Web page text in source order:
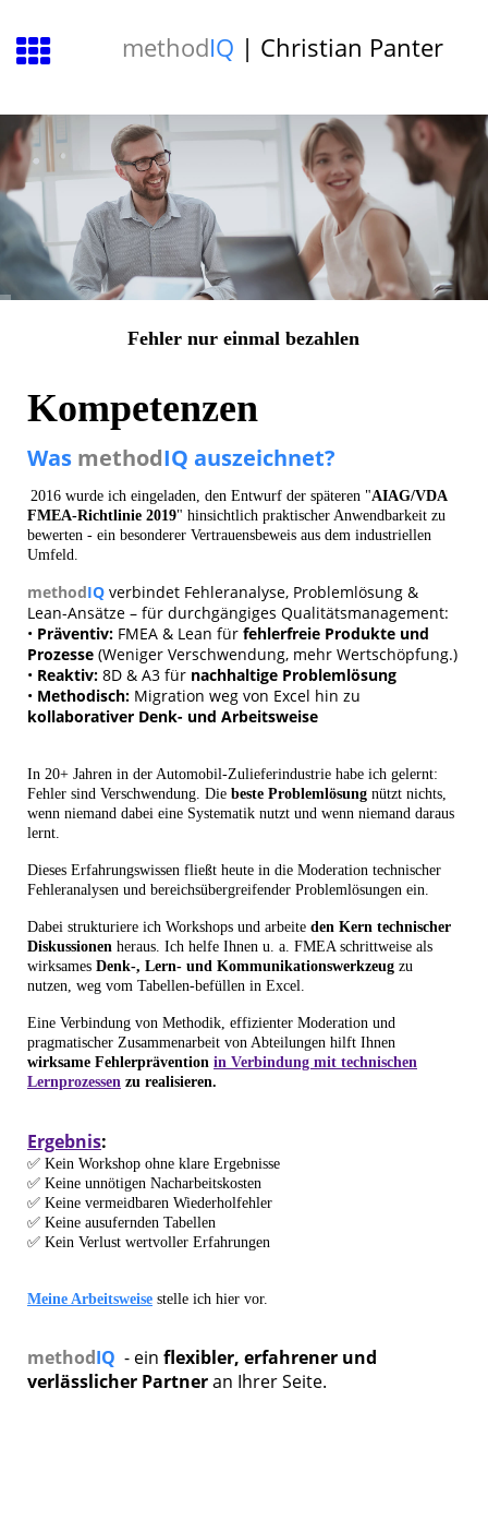
methodIQ | Christian Panter
Fehler nur einmal bezahlen
Kompetenzen
Was methodIQ auszeichnet?
2016 wurde ich eingeladen, den Entwurf der späteren "AIAG/VDA
FMEA-Richtlinie 2019" hinsichtlich praktischer Anwendbarkeit zu
bewerten - ein besonderer Vertrauensbeweis aus dem industriellen
Umfeld.
methodIQ verbindet Fehleranalyse, Problemlösung &
Lean-Ansätze – für durchgängiges Qualitätsmanagement:
• Präventiv: FMEA & Lean für fehlerfreie Produkte und
Prozesse (Weniger Verschwendung, mehr Wertschöpfung.)
• Reaktiv: 8D & A3 für nachhaltige Problemlösung
• Methodisch: Migration weg von Excel hin zu
kollaborativer Denk- und Arbeitsweise
In 20+ Jahren in der Automobil-Zulieferindustrie habe ich gelernt:
Fehler sind Verschwendung. Die beste Problemlösung nützt nichts,
wenn niemand dabei eine Systematik nutzt und wenn niemand daraus
lernt.
Dieses Erfahrungswissen fließt heute in die Moderation technischer
Fehleranalysen und bereichsübergreifender Problemlösungen ein.
Dabei strukturiere ich Workshops und arbeite den Kern technischer
Diskussionen heraus. Ich helfe Ihnen u. a. FMEA schrittweise als
wirksames Denk-, Lern- und Kommunikationswerkzeug zu
nutzen, weg vom Tabellen-befüllen in Excel.
Eine Verbindung von Methodik, effizienter Moderation und
pragmatischer Zusammenarbeit von Abteilungen hilft Ihnen
wirksame Fehlerprävention in Verbindung mit technischen
Lernprozessen zu realisieren.
Ergebnis:
✅ Kein Workshop ohne klare Ergebnisse
✅ Keine unnötigen Nacharbeitskosten
✅ Keine vermeidbaren Wiederholfehler
✅ Keine ausufernden Tabellen
✅ Kein Verlust wertvoller Erfahrungen
Meine Arbeitsweise stelle ich hier vor.
methodIQ - ein flexibler, erfahrener und
verlässlicher Partneran Ihrer Seite.